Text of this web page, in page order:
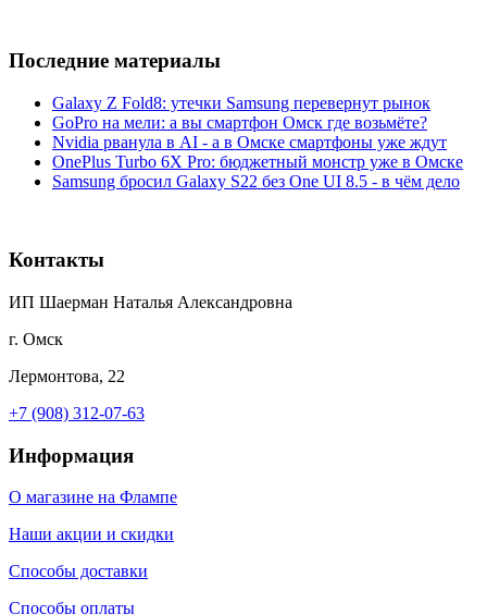
Последние материалы
Galaxy Z Fold8: утечки Samsung перевернут рынок
GoPro на мели: а вы смартфон Омск где возьмёте?
Nvidia рванула в AI - а в Омске смартфоны уже ждут
OnePlus Turbo 6X Pro: бюджетный монстр уже в Омске
Samsung бросил Galaxy S22 без One UI 8.5 - в чём дело
Контакты
ИП Шаерман Наталья Александровна
г. Омск
Лермонтова, 22
+7 (908) 312-07-63
Информация
О магазине на Флампе
Наши акции и скидки
Способы доставки
Способы оплаты